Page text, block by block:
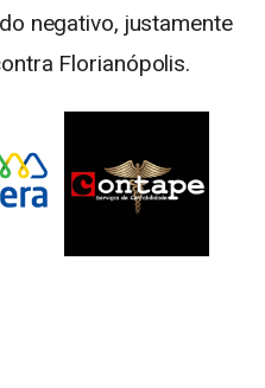
negativo, justamente
Florianópolis.